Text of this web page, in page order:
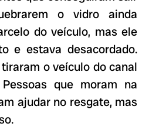
o vidro ainda
do veículo, mas ele
e estava desacordado.
o veículo do canal
que moram na
ajudar no resgate, mas